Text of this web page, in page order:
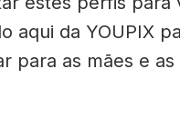
aqui da YOUPIX
as mães e